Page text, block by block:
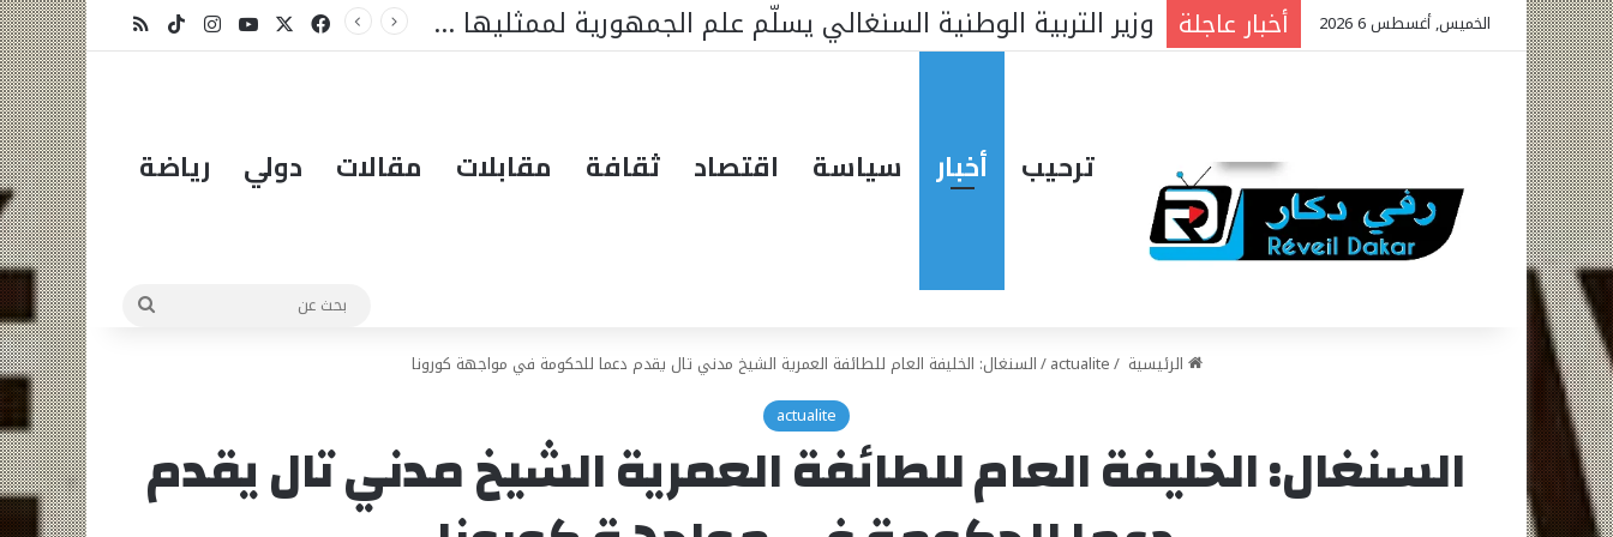
الخميس, أغسطس 6 2026 أخبار عاجلة وزير التربية الوطنية السنغالي يسلّم علم الجمهورية لممثليها في مسابقة الملك عبد العزيز الدولية لحفظ القرآن الكريم بالمملكة العربية السعودية فيسبوكيوتيوبانستقرام
‫TikTokملخص الموقع RSS
ترحيب أخبار سياسة اقتصاد ثقافة مقابلات مقالات دولي رياضة
بحث
الرئيسية /
actualite
/السنغال: الخليفة العام للطائفة العمرية الشيخ مدني تال يقدم دعما للحكومة في مواجهة كورونا
actualite
السنغال: الخليفة العام للطائفة العمرية الشيخ مدني تال يقدم